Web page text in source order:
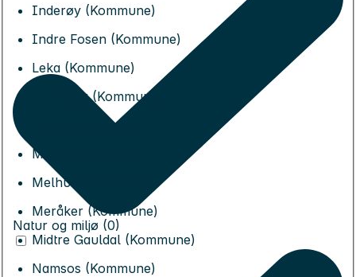
Inderøy (Kommune)
Indre Fosen (Kommune)
Leka (Kommune)
Levanger (Kommune)
Lierne (Kommune)
Malvik (Kommune)
Melhus (Kommune)
Meråker (Kommune)
Midtre Gauldal (Kommune)
Namsos (Kommune)
Natur og miljø (0)